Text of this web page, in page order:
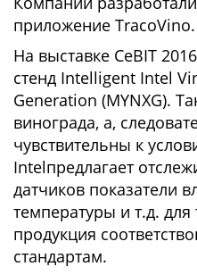
приложение TracoVino.
На выставке CeBIT
стенд Intelligent Intel
Generation (MYNXG).
винограда, а,
чувствительны к
Intelпредлагает
датчиков показатели
температуры и т.д.
продукция
стандартам.